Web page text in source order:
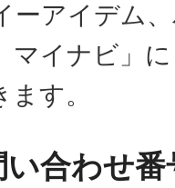
ーアイデム
マイナビ」
す。
い合わせ番